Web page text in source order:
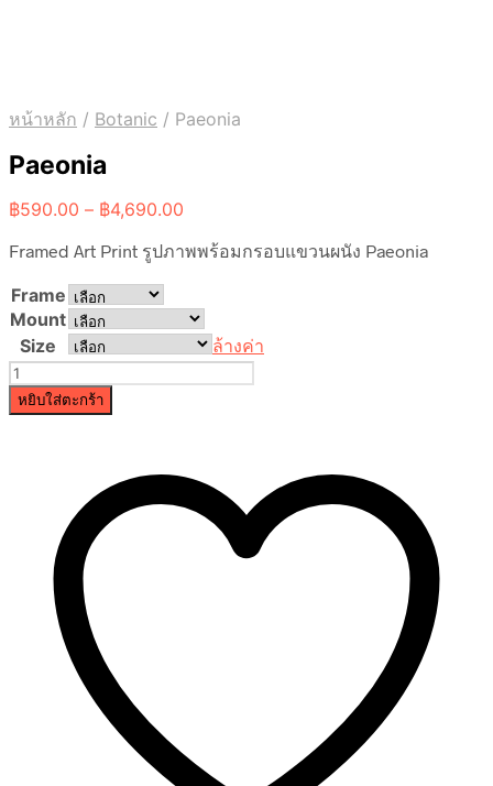
หน้าหลัก / Botanic / Paeonia
Paeonia
฿590.00 – ฿4,690.00
฿590.00
Framed Art Print รูปภาพพร้อมกรอบแขวนผนัง Paeonia
Frame
Mount
Size
ล้างค่า
จำนวน
Paeonia
หยิบใส่ตะกร้า